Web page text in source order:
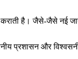
कराती है। जैसे-जैसे नई
प्रशासन और